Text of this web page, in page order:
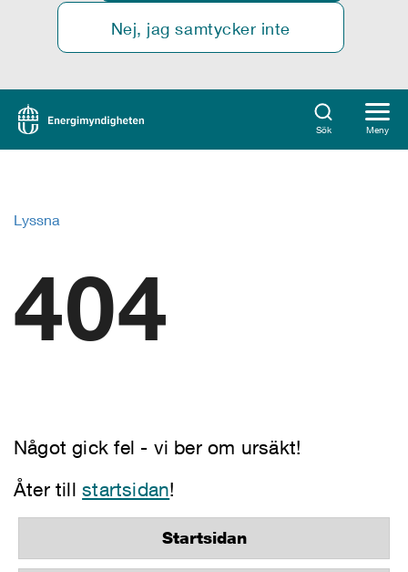
Nej, jag samtycker inte
Sök Meny
Lyssna
404
Något gick fel - vi ber om ursäkt!
Åter tillstartsidan!
Startsidan